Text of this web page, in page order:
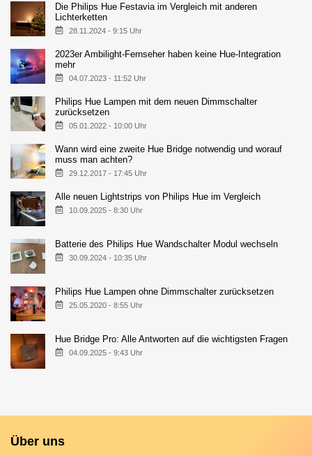
Die Philips Hue Festavia im Vergleich mit anderen
Lichterketten
28.11.2024 - 9:15 Uhr
2023er Ambilight-Fernseher haben keine Hue-Integration
mehr
04.07.2023 - 11:52 Uhr
Philips Hue Lampen mit dem neuen Dimmschalter
zurücksetzen
05.01.2022 - 10:00 Uhr
Wann wird eine zweite Hue Bridge notwendig und worauf
muss man achten?
29.12.2017 - 17:45 Uhr
Alle neuen Lightstrips von Philips Hue im Vergleich
10.09.2025 - 8:30 Uhr
Batterie des Philips Hue Wandschalter Modul wechseln
30.09.2024 - 10:35 Uhr
Philips Hue Lampen ohne Dimmschalter zurücksetzen
25.05.2020 - 8:55 Uhr
Hue Bridge Pro: Alle Antworten auf die wichtigsten Fragen
04.09.2025 - 9:43 Uhr
Über uns